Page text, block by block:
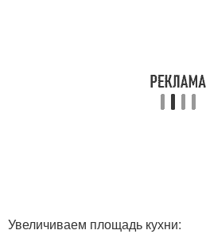
Увеличиваем площадь кухни: